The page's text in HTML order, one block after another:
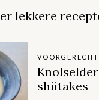
lekkere
shiitakes